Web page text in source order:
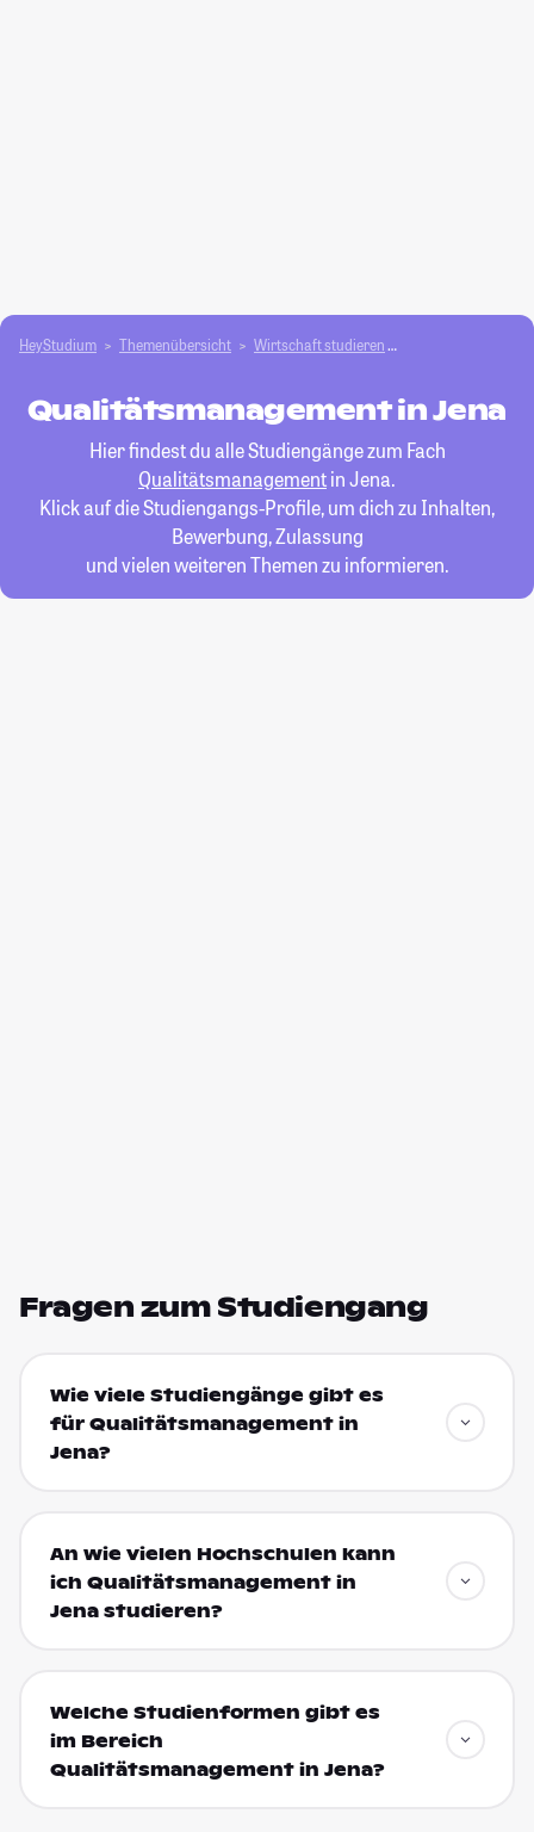
HeyStudium Themenübersicht Wirtschaft studieren
Qualitätsmanagement in Jena
Hier findest du alle Studiengänge zum Fach
Qualitätsmanagementin Jena.
Klick auf die Studiengangs-Profile, um dich zu Inhalten,
Bewerbung, Zulassung
und vielen weiteren Themen zu informieren.
Fragen zum Studiengang
Wie viele Studiengänge gibt es
für Qualitätsmanagement in
Jena?
An wie vielen Hochschulen kann
ich Qualitätsmanagement in
Jena studieren?
Welche Studienformen gibt es
im Bereich
Qualitätsmanagement in Jena?